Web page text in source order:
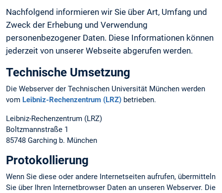
Nachfolgend informieren wir Sie über Art, Umfang und
Zweck der Erhebung und Verwendung
personenbezogener Daten. Diese Informationen können
jederzeit von unserer Webseite abgerufen werden.
Technische Umsetzung
Die Webserver der Technischen Universität München werden
vom Leibniz-Rechenzentrum (LRZ) betrieben.
Leibniz-Rechenzentrum (LRZ)
Boltzmannstraße 1
85748 Garching b. München
Protokollierung
Wenn Sie diese oder andere Internetseiten aufrufen, übermitteln
Sie über Ihren Internetbrowser Daten an unseren Webserver. Die